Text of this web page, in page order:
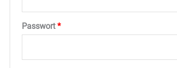
Passwort*Erforderlich